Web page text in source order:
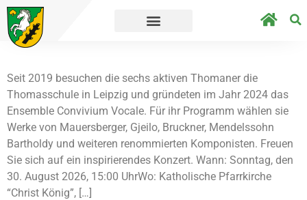
direkt zur Umfrage.
Seit 2019 besuchen die sechs aktiven Thomaner die
Thomasschule in Leipzig und gründeten im Jahr 2024 das
Ensemble Convivium Vocale. Für ihr Programm wählen sie
Werke von Mauersberger, Gjeilo, Bruckner, Mendelssohn
Bartholdy und weiteren renommierten Komponisten. Freuen
Sie sich auf ein inspirierendes Konzert. Wann: Sonntag, den
30. August 2026, 15:00 UhrWo: Katholische Pfarrkirche
“Christ König”, […]